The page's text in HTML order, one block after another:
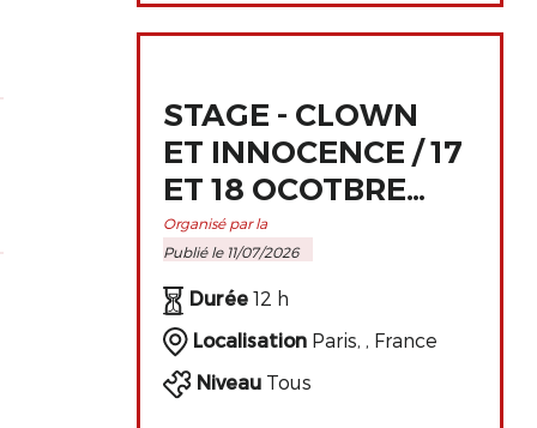
STAGE - CLOWN
ET INNOCENCE / 17
ET 18 OCOTBRE
2026 À PARIS
Organisé par la
Publié le 11/07/2026
Durée12 h
LocalisationParis, , France
NiveauTous